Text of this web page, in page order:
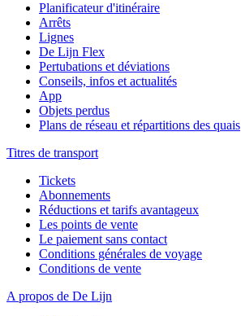
Planificateur d'itinéraire
Arrêts
Lignes
De Lijn Flex
Pertubations et déviations
Conseils, infos et actualités
App
Objets perdus
Plans de réseau et répartitions des quais
Titres de transport
Tickets
Abonnements
Réductions et tarifs avantageux
Les points de vente
Le paiement sans contact
Conditions générales de voyage
Conditions de vente
A propos de De Lijn